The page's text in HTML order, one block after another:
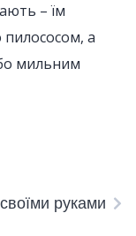
– їм
пилососом, а
мильним
руками